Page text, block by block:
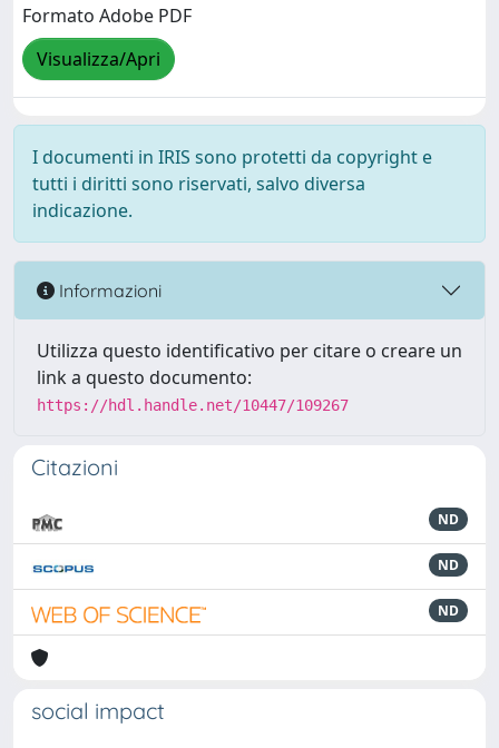
Formato Adobe PDF
Visualizza/Apri
I documenti in IRIS sono protetti da copyright e
tutti i diritti sono riservati, salvo diversa
indicazione.
Informazioni
Utilizza questo identificativo per citare o creare un
link a questo documento:
https://hdl.handle.net/10447/109267
Citazioni
ND
ND
ND
social impact